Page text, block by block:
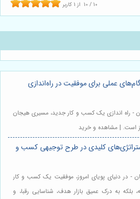
10 / 10 از 1 کاربر
عملی برای موفقیت در راه‌اندازی
- راه اندازی یک کسب و کار جدید، مسیری هیجان
است. | مشاهده و خرید
کلیدی در طرح توجیهی کسب و
- در دنیای پویای امروز، موفقیت یک کسب و کار
بلکه به درک عمیق بازار هدف، شناسایی رقبا، و